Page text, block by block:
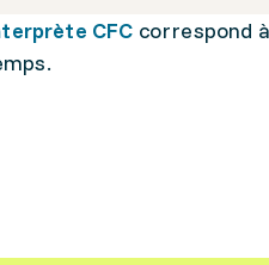
CFC correspond